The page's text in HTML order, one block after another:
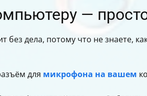
—
дела, потому что не знаете,
для микрофона на вашем